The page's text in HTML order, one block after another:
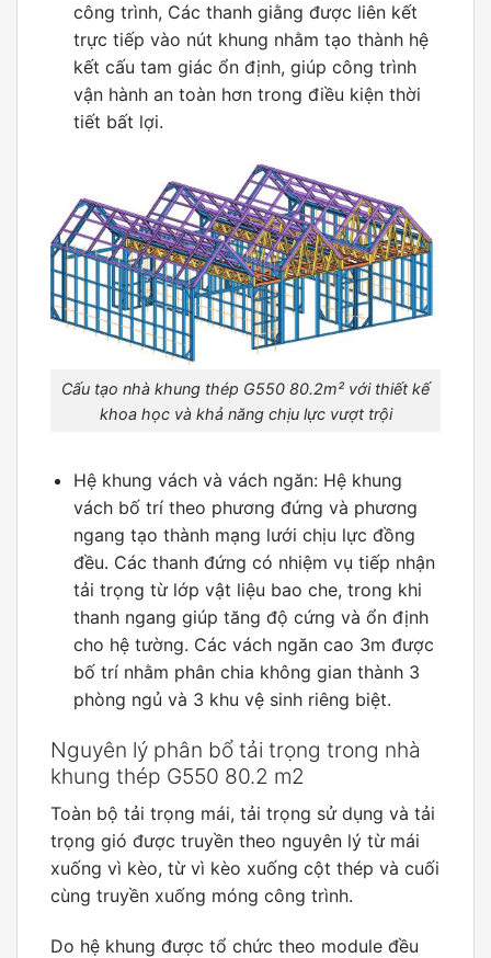
công trình, Các thanh giằng được liên kết
trực tiếp vào nút khung nhằm tạo thành hệ
kết cấu tam giác ổn định, giúp công trình
vận hành an toàn hơn trong điều kiện thời
tiết bất lợi.
Cấu tạo nhà khung thép G550 80.2m² với thiết kế
khoa học và khả năng chịu lực vượt trội
Hệ khung vách và vách ngăn: Hệ khung
vách bố trí theo phương đứng và phương
ngang tạo thành mạng lưới chịu lực đồng
đều. Các thanh đứng có nhiệm vụ tiếp nhận
tải trọng từ lớp vật liệu bao che, trong khi
thanh ngang giúp tăng độ cứng và ổn định
cho hệ tường. Các vách ngăn cao 3m được
bố trí nhằm phân chia không gian thành 3
phòng ngủ và 3 khu vệ sinh riêng biệt.
Nguyên lý phân bổ tải trọng trong nhà
khung thép G550 80.2 m2
Toàn bộ tải trọng mái, tải trọng sử dụng và tải
trọng gió được truyền theo nguyên lý từ mái
xuống vì kèo, từ vì kèo xuống cột thép và cuối
cùng truyền xuống móng công trình.
Do hệ khung được tổ chức theo module đều